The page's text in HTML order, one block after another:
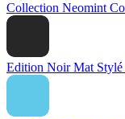
Collection Neomint
Edition Noir Mat Stylé